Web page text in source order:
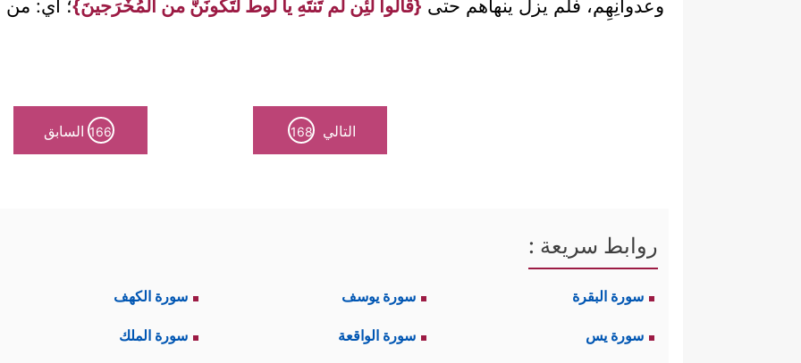
وعدوانِهِم، فلم يزل ينهاهم حتى {قالوا لَئِن لم تَنتَهِ يا لوطُ لَتَكونَنَّ من المُخْرَجينَ}؛ أي: من
التالي 168
166 السابق
روابط سريعة :
سورة البقرة سورة يوسف سورة الكهف
سورة يس سورة الواقعة سورة الملك